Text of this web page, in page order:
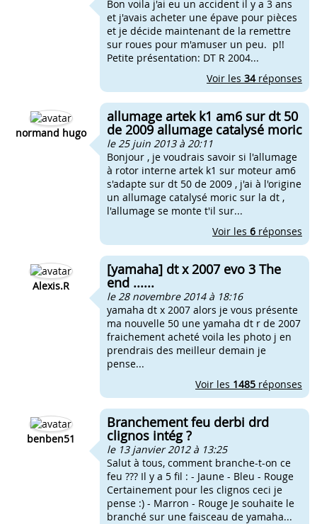
Bon voila j'ai eu un accident il y a 3 ans
et j'avais acheter une épave pour pièces
et je décide maintenant de la remettre
sur roues pour m'amuser un peu. p!!
Petite présentation: DT R 2004...
Voir les 34réponses
normand hugo
allumage artek k1 am6 sur dt 50
de 2009 allumage catalysé moric
le 25 juin 2013 à 20:11
Bonjour , je voudrais savoir si l'allumage
à rotor interne artek k1 sur moteur am6
s'adapte sur dt 50 de 2009 , j'ai à l'origine
un allumage catalysé moric sur la dt ,
l'allumage se monte t'il sur...
Voir les 6 réponses
Alexis.R
[yamaha] dt x 2007 evo 3 The
end ......
le 28 novembre 2014 à 18:16
yamaha dt x 2007 alors je vous présente
ma nouvelle 50 une yamaha dt r de 2007
fraichement acheté voila les photo j en
prendrais des meilleur demain je
pense...
Voir les 1485 réponses
benben51
Branchement feu derbi drd
clignos intég ?
le 13 janvier 2012 à 13:25
Salut à tous, comment branche-t-on ce
feu ??? Il y a 5 fil : - Jaune - Bleu - Rouge
Certainement pour les clignos ceci je
pense :) - Marron - Rouge Je souhaite le
branché sur une faisceau de yamaha...